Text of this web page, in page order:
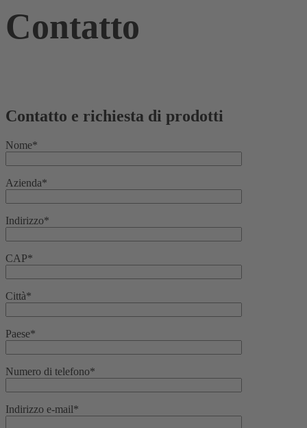
Contatto
Contatto e richiesta di prodotti
Nome*
Azienda*
Indirizzo*
CAP*
Città*
Paese*
Numero di telefono*
Indirizzo e-mail*